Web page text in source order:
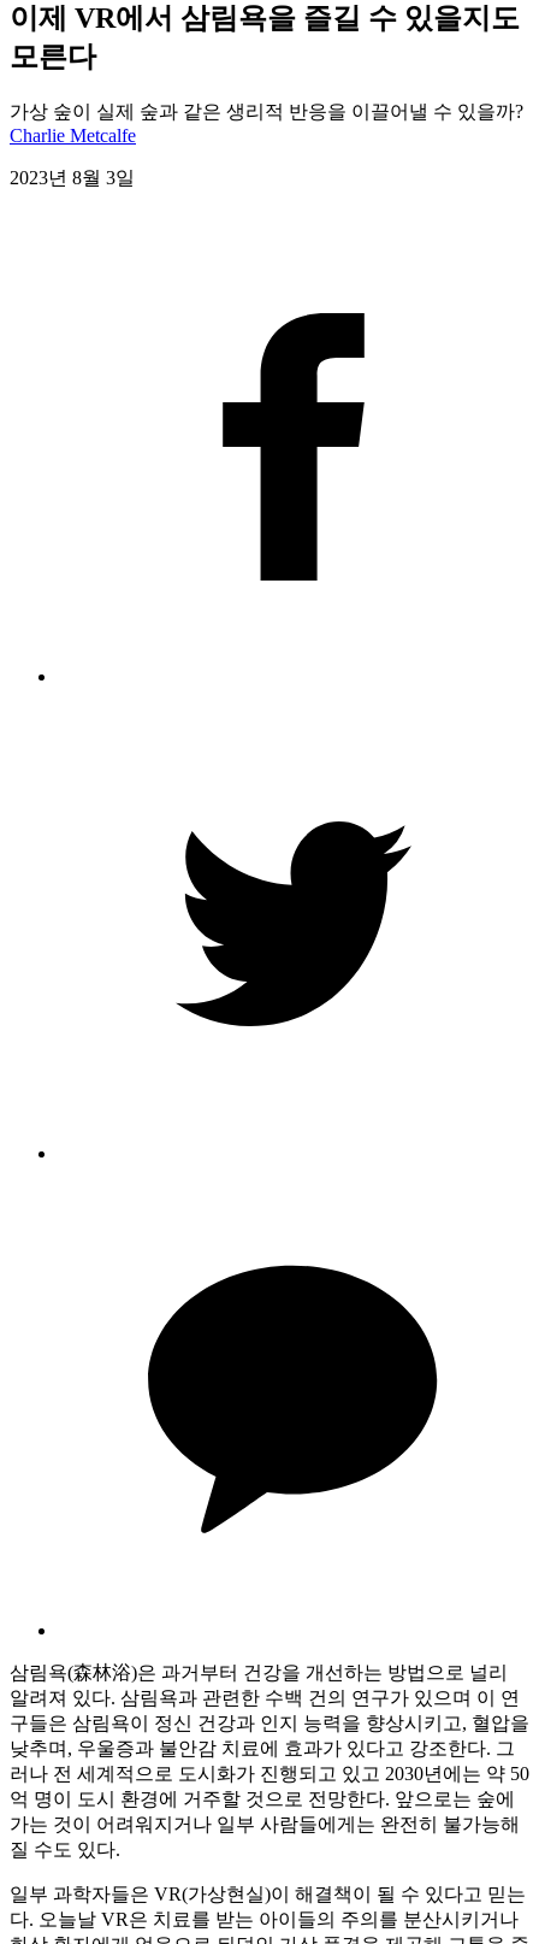
이제 VR에서 삼림욕을 즐길 수 있을지도
모른다
가상 숲이 실제 숲과 같은 생리적 반응을 이끌어낼 수 있을까?
Charlie Metcalfe
2023년 8월 3일
삼림욕(森林浴)은 과거부터 건강을 개선하는 방법으로 널리
알려져 있다. 삼림욕과 관련한 수백 건의 연구가 있으며 이 연
구들은 삼림욕이 정신 건강과 인지 능력을 향상시키고, 혈압을
낮추며, 우울증과 불안감 치료에 효과가 있다고 강조한다. 그
러나 전 세계적으로 도시화가 진행되고 있고 2030년에는 약 50
억 명이 도시 환경에 거주할 것으로 전망한다. 앞으로는 숲에
가는 것이 어려워지거나 일부 사람들에게는 완전히 불가능해
질 수도 있다.
일부 과학자들은 VR(가상현실)이 해결책이 될 수 있다고 믿는
다. 오늘날 VR은 치료를 받는 아이들의 주의를 분산시키거나